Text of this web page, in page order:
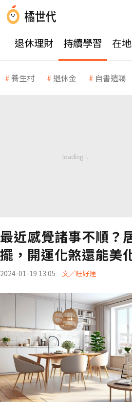
退休理財 持續學習 在
養生村 退休金 自書遺囑
最近感覺諸事不順？
擺，開運化煞還能美
2024-01-19 13:05 文／旺好運